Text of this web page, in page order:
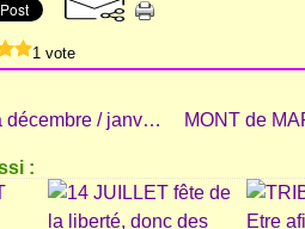
1 vote
Planète Corrida décembre / janvier 2015
: